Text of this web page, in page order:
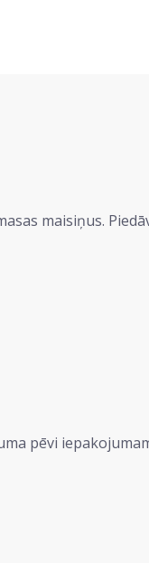
maisiņus.
pēvi